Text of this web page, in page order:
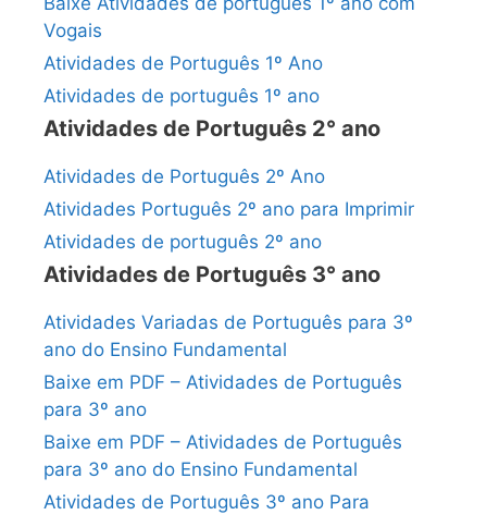
Vogais
Atividades de Português 1º Ano
Atividades de português 1º ano
Atividades de Português 2° ano
Atividades de Português 2º Ano
Atividades Português 2º ano para Imprimir
Atividades de português 2º ano
Atividades de Português 3° ano
Atividades Variadas de Português para 3º
ano do Ensino Fundamental
Baixe em PDF – Atividades de Português
para 3º ano
Baixe em PDF – Atividades de Português
para 3º ano do Ensino Fundamental
Atividades de Português 3º ano Para